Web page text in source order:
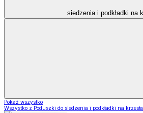
siedzenia i podkładki na
Pokaż wszystko
Wszystko z Poduszki do siedzenia i podkładki na krzesła